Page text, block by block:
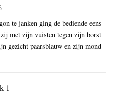
te janken ging de bediende eens
met zijn vuisten tegen zijn borst
gezicht paarsblauw en zijn mond
1